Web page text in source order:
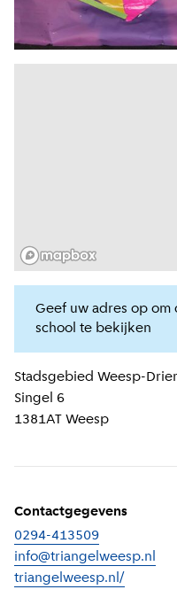
Geef uw adres op
school te bekijken
Stadsgebied Weesp-
Singel 6
1381AT Weesp
Contactgegevens
0294-413509
info@triangelweesp.nl
triangelweesp.nl/